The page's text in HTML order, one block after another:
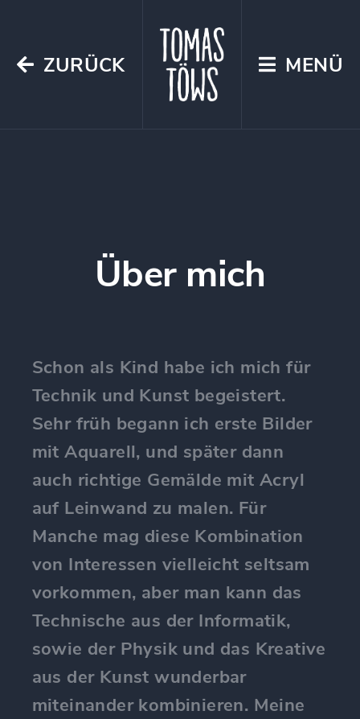
ZURÜCK MENÜ
Über mich
Schon als Kind habe ich mich für
Technik und Kunst begeistert.
Sehr früh begann ich erste Bilder
mit Aquarell, und später dann
auch richtige Gemälde mit Acryl
auf Leinwand zu malen. Für
Manche mag diese Kombination
von Interessen vielleicht seltsam
vorkommen, aber man kann das
Technische aus der Informatik,
sowie der Physik und das Kreative
aus der Kunst wunderbar
miteinander kombinieren. Meine